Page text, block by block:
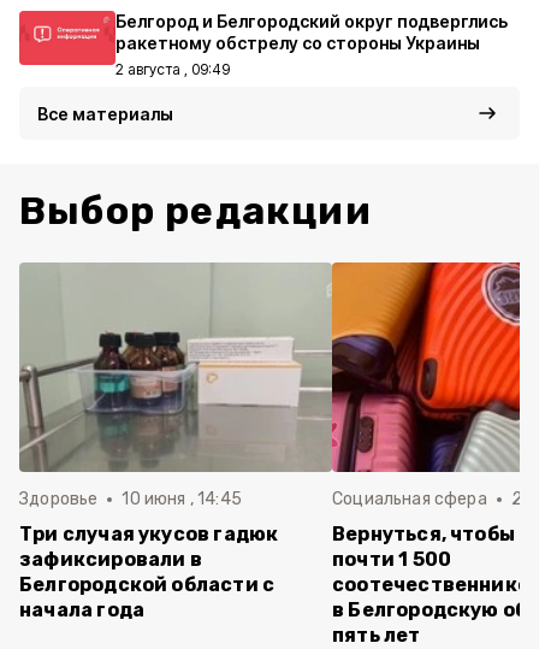
Белгород и Белгородский округ подверглись
ракетному обстрелу со стороны Украины
2 августа , 09:49
Все материалы
Выбор редакции
Здоровье 10 июня , 14:45
Три случая укусов гадюк
зафиксировали в
Белгородской области с
начала года
Социальная сфера 20
Вернуться, чтобы
почти 1 500
в Белгородскую
пять лет